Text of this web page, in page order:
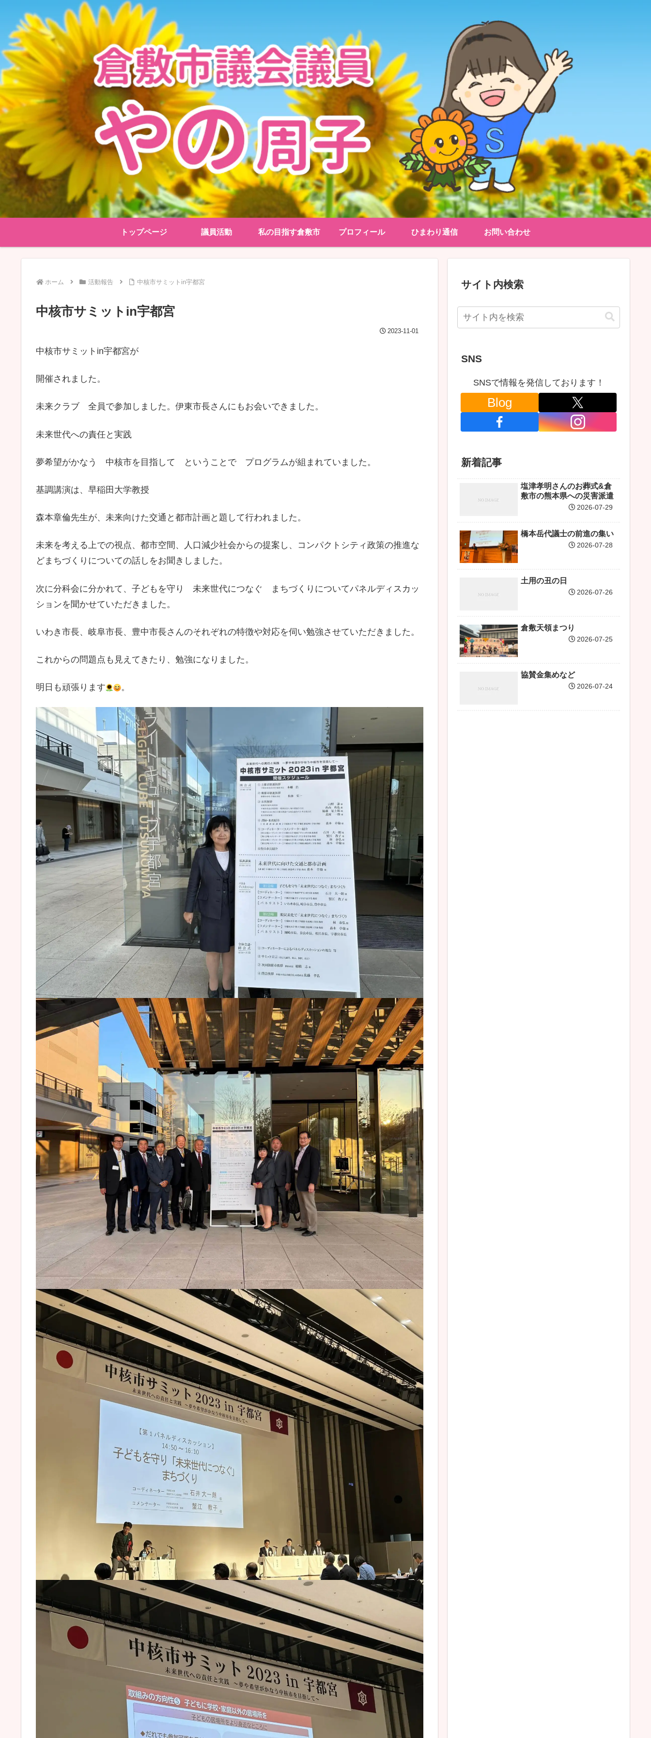
トップページ 議員活動 私の目指す倉敷市 プロフィール ひまわり通信 お問い合わせ
ホーム 活動報告 中核市サミットin宇都宮
中核市サミットin宇都宮
2023-11-01
中核市サミットin宇都宮が
開催されました。
未来クラブ 全員で参加しました。伊東市長さんにもお会いできました。
未来世代への責任と実践
夢希望がかなう 中核市を目指して ということで プログラムが組まれていました。
基調講演は、早稲田大学教授
森本章倫先生が、未来向けた交通と都市計画と題して行われました。
未来を考える上での視点、都市空間、人口減少社会からの提案し、コンパクトシティ政策の推進な
どまちづくりについての話しをお聞きしました。
次に分科会に分かれて、子どもを守り 未来世代につなぐ まちづくりについてパネルディスカッ
ションを聞かせていただきました。
いわき市長、岐阜市長、豊中市長さんのそれぞれの特徴や対応を伺い勉強させていただきました。
これからの問題点も見えてきたり、勉強になりました。
明日も頑張ります 。
サイト内検索
SNS
SNSで情報を発信しております！
Blog
新着記事
塩津孝明さんのお葬式&倉
敷市の熊本県への災害派遣
2026-07-29
橋本岳代議士の前進の集い
2026-07-28
土用の丑の日
2026-07-26
倉敷天領まつり
2026-07-25
協賛金集めなど
2026-07-24